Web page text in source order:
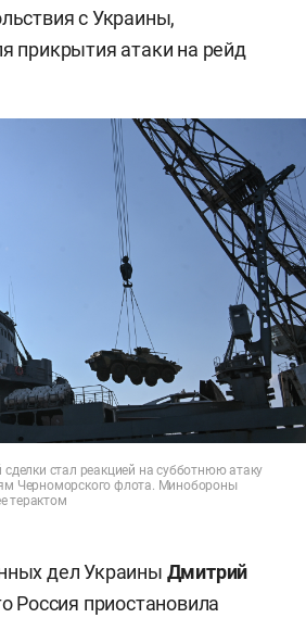
с Украины,
прикрытия атаки на рейд
стал реакцией на субботнюю атаку
Черноморского флота. Минобороны
терактом
дел Украины Дмитрий
Россия приостановила